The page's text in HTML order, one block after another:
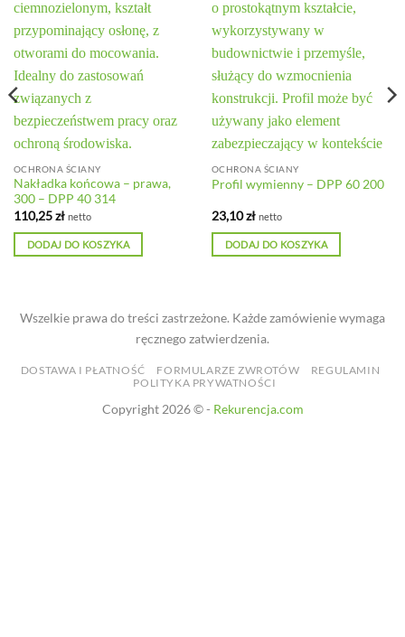
OCHRONA ŚCIANY
Nakładka końcowa – prawa,
300 – DPP 40 314
110,25zł netto
DODAJ DO KOSZYKA
OCHRONA ŚCIANY
Profil wymienny – DPP 60 200
23,10zł netto
DODAJ DO KOSZYKA
Wszelkie prawa do treści zastrzeżone. Każde zamówienie wymaga
ręcznego zatwierdzenia.
DOSTAWA I PŁATNOŚĆ FORMULARZE ZWROTÓW
REGULAMIN
POLITYKA PRYWATNOŚCI
Copyright 2026 © - Rekurencja.com